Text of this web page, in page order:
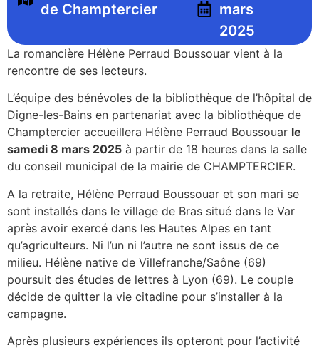
de Champtercier
mars
2025
La romancière Hélène Perraud Boussouar vient à la
rencontre de ses lecteurs.
L’équipe des bénévoles de la bibliothèque de l’hôpital de
Digne-les-Bains en partenariat avec la bibliothèque de
Champtercier accueillera Hélène Perraud Boussouar le
samedi 8 mars 2025 à partir de 18 heures dans la salle
du conseil municipal de la mairie de CHAMPTERCIER.
A la retraite, Hélène Perraud Boussouar et son mari se
sont installés dans le village de Bras situé dans le Var
après avoir exercé dans les Hautes Alpes en tant
qu’agriculteurs. Ni l’un ni l’autre ne sont issus de ce
milieu. Hélène native de Villefranche/Saône (69)
poursuit des études de lettres à Lyon (69). Le couple
décide de quitter la vie citadine pour s’installer à la
campagne.
Après plusieurs expériences ils opteront pour l’activité